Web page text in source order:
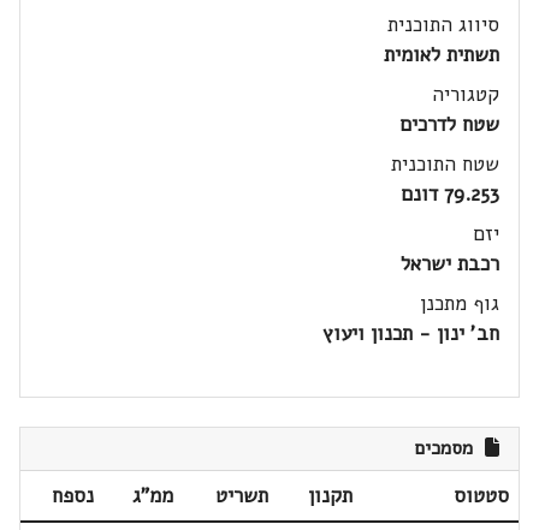
סיווג התוכנית
תשתית לאומית
קטגוריה
שטח לדרכים
שטח התוכנית
79.253 דונם
יזם
רכבת ישראל
גוף מתכנן
חב' ינון - תכנון ויעוץ
מסמכים
סטטוס תקנון תשריט ממ"ג
נספח